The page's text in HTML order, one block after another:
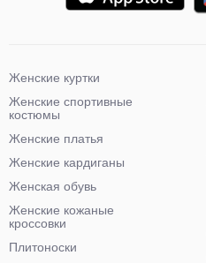
Женские куртки
Женские спортивные
костюмы
Женские платья
Женские кардиганы
Женская обувь
Женские кожаные
кроссовки
Плитоноски